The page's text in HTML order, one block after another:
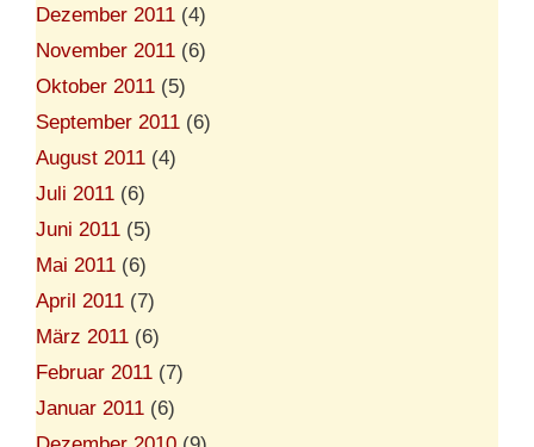
Dezember 2011 (4)
November 2011 (6)
Oktober 2011 (5)
September 2011 (6)
August 2011 (4)
Juli 2011 (6)
Juni 2011 (5)
Mai 2011 (6)
April 2011 (7)
März 2011 (6)
Februar 2011 (7)
Januar 2011 (6)